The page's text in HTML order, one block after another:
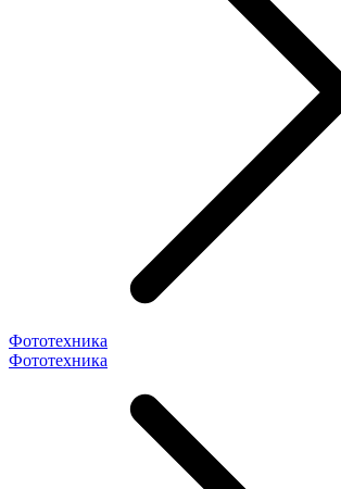
Фототехника
Фототехника